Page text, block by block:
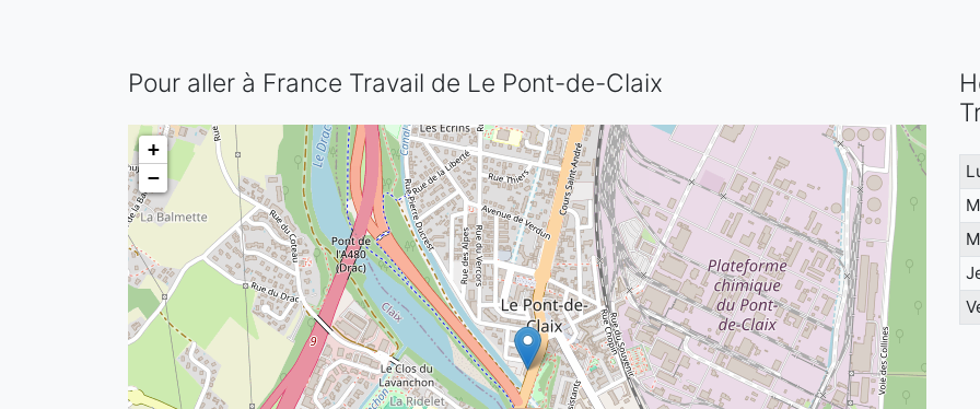
Pour aller à France Travail de Le Pont-de-Claix
+
−